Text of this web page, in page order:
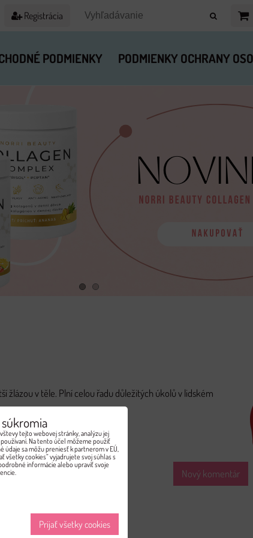
Registrácia
PODMIENKY PODMIENKY OCHRANY
žlázou v těle. Plní celou řadu důležitých úkolů v lidském
Nový komentár
tejto webovej stránky, analýzu jej
Na tento účel môžeme použiť
údaje sa môžu preniesť k partnerom v EÚ,
všetky cookies“ vyjadrujete svoj súhlas s
informácie alebo upraviť svoje
Prijať všetky cookies